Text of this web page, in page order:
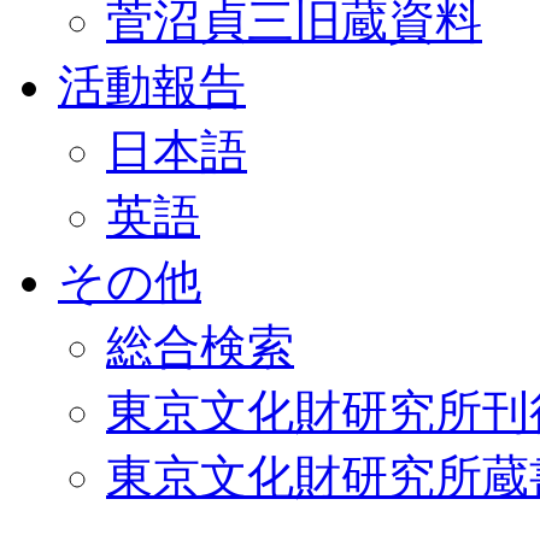
菅沼貞三旧蔵資料
活動報告
日本語
英語
その他
総合検索
東京文化財研究所
東京文化財研究所